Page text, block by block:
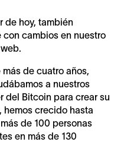
de hoy, también
cambios en nuestro
de cuatro años,
a nuestros
del Bitcoin para crear su
hemos crecido hasta
de 100 personas
en más de 130